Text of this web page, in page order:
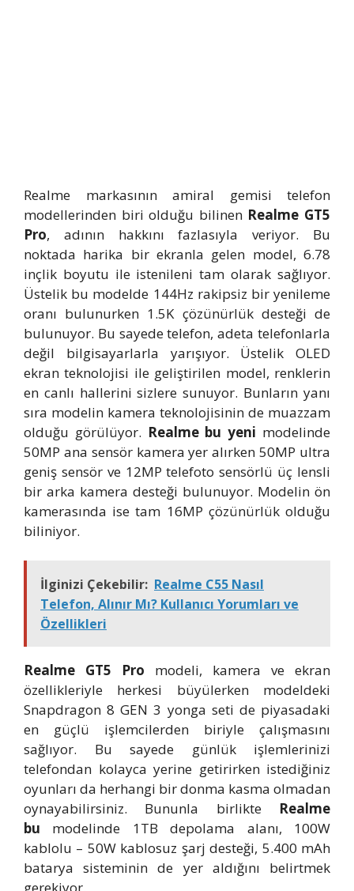
Realme markasının amiral gemisi telefon
modellerinden biri olduğu bilinen Realme GT5
Pro, adının hakkını fazlasıyla veriyor. Bu
noktada harika bir ekranla gelen model, 6.78
inçlik boyutu ile istenileni tam olarak sağlıyor.
Üstelik bu modelde 144Hz rakipsiz bir yenileme
oranı bulunurken 1.5K çözünürlük desteği de
bulunuyor. Bu sayede telefon, adeta telefonlarla
değil bilgisayarlarla yarışıyor. Üstelik OLED
ekran teknolojisi ile geliştirilen model, renklerin
en canlı hallerini sizlere sunuyor. Bunların yanı
sıra modelin kamera teknolojisinin de muazzam
olduğu görülüyor. Realme bu yeni modelinde
50MP ana sensör kamera yer alırken 50MP ultra
geniş sensör ve 12MP telefoto sensörlü üç lensli
bir arka kamera desteği bulunuyor. Modelin ön
kamerasında ise tam 16MP çözünürlük olduğu
biliniyor.
İlginizi Çekebilir: Realme C55 Nasıl
Telefon, Alınır Mı? Kullanıcı Yorumları ve
Özellikleri
Realme GT5 Pro modeli, kamera ve ekran
özellikleriyle herkesi büyülerken modeldeki
Snapdragon 8 GEN 3 yonga seti de piyasadaki
en güçlü işlemcilerden biriyle çalışmasını
sağlıyor. Bu sayede günlük işlemlerinizi
telefondan kolayca yerine getirirken istediğiniz
oyunları da herhangi bir donma kasma olmadan
oynayabilirsiniz. Bununla birlikte Realme
bu modelinde 1TB depolama alanı, 100W
kablolu – 50W kablosuz şarj desteği, 5.400 mAh
batarya sisteminin de yer aldığını belirtmek